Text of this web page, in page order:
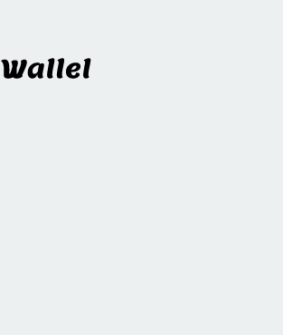
Wallel